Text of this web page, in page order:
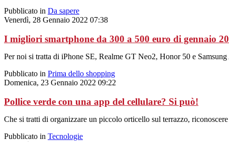
Pubblicato in Da sapere
Venerdì, 28 Gennaio 2022 07:38
I migliori smartphone da 300 a 500 euro di gennaio
Per noi si tratta di iPhone SE, Realme GT Neo2, Honor 50 e Samsung
Pubblicato in Prima dello shopping
Domenica, 23 Gennaio 2022 09:22
Pollice verde con una app del cellulare? Si può!
Che si tratti di organizzare un piccolo orticello sul terrazzo,
Pubblicato in Tecnologie